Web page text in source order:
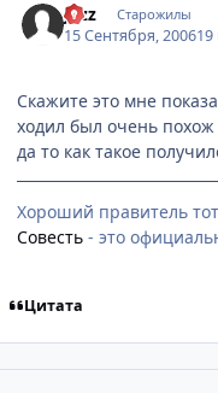
Jazz Старожилы
15 Сентября, 200619
Скажите это мне
ходил был очень
да то как такое
Хороший правитель
Совесть - это
Цитата